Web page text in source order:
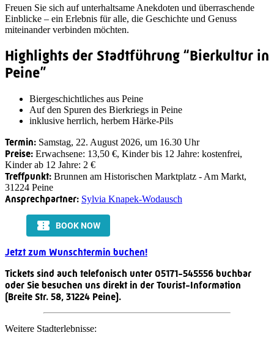
Freuen Sie sich auf unterhaltsame Anekdoten und überraschende
Einblicke – ein Erlebnis für alle, die Geschichte und Genuss
miteinander verbinden möchten.
Highlights der Stadtführung “Bierkultur in
Peine”
Biergeschichtliches aus Peine
Auf den Spuren des Bierkriegs in Peine
inklusive herrlich, herbem Härke-Pils
Termin: Samstag, 22. August 2026, um 16.30 Uhr
Preise: Erwachsene: 13,50 €, Kinder bis 12 Jahre: kostenfrei,
Kinder ab 12 Jahre: 2 €
Treffpunkt: Brunnen am Historischen Marktplatz - Am Markt,
31224 Peine
Ansprechpartner: Sylvia Knapek-Wodausch
Jetzt zum Wunschtermin buchen!
Tickets sind auch telefonisch unter 05171-545556 buchbar
oder Sie besuchen uns direkt in der Tourist-Information
(Breite Str. 58, 31224 Peine).
Weitere Stadterlebnisse: